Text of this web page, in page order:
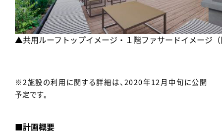
▲共用ルーフトップイメージ・１階ファサードイメージ
※2施設の利用に関する詳細は、2020年12月中旬に公開
予定です。
■計画概要